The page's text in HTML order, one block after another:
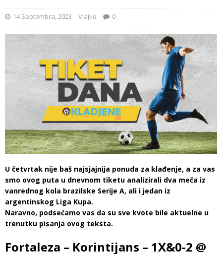
14 Septembra, 2023 Vlajko 0
U četvrtak nije baš najsjajnija ponuda za klađenje, a za vas
smo ovog puta u dnevnom tiketu analizirali dva meča iz
vanrednog kola brazilske Serije A, ali i jedan iz
argentinskog Liga Kupa.
Naravno, podsećamo vas da su sve kvote bile aktuelne u
trenutku pisanja ovog teksta.
Fortaleza – Korintijans – 1X&0-2 @